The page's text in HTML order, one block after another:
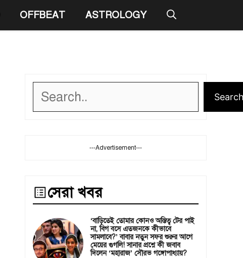
OFFBEAT ASTROLOGY
Search
---Advertisement---
সেরা খবর
‘বাড়িতেই তোমার কোনও অস্তিত্ব টের পাই
না, বিগ বসে এতজনকে কীভাবে
সামলাবে?’ বাবার নতুন সফর শুরুর আগে
মেয়ের গুগলি! সানার প্রশ্নে কী জবাব
দিলেন ‘মহারাজ’ সৌরভ গঙ্গোপাধ্যায়?